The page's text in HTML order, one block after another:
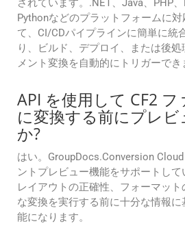
されています。.NET、Java、PHP、
Pythonなどのプラットフォームに対
て、CI/CDパイプラインに簡単に統
り、ビルド、デプロイ、または後
メント変換を自動的にトリガーでき
API を使用して CF2
に変換する前にプレ
か?
はい。GroupDocs.Conversion
ントプレビュー機能をサポートして
レイアウトの正確性、フォーマッ
な変換を実行する前に十分な情報
能になります。